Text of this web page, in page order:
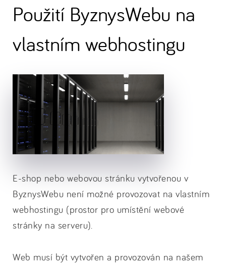
Použití ByznysWebu na
vlastním webhostingu
E-shop nebo webovou stránku vytvořenou v
ByznysWebu není možné provozovat na vlastním
webhostingu (prostor pro umístění webové
stránky na serveru).
Web musí být vytvořen a provozován na našem